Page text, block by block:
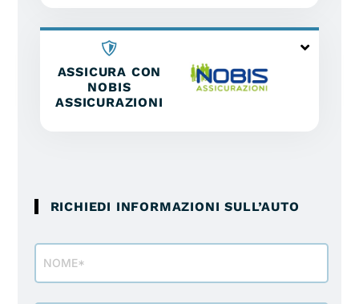
ASSICURA CON
NOBIS
ASSICURAZIONI
RICHIEDI INFORMAZIONI SULL’AUTO
richiesta
info
veicolo